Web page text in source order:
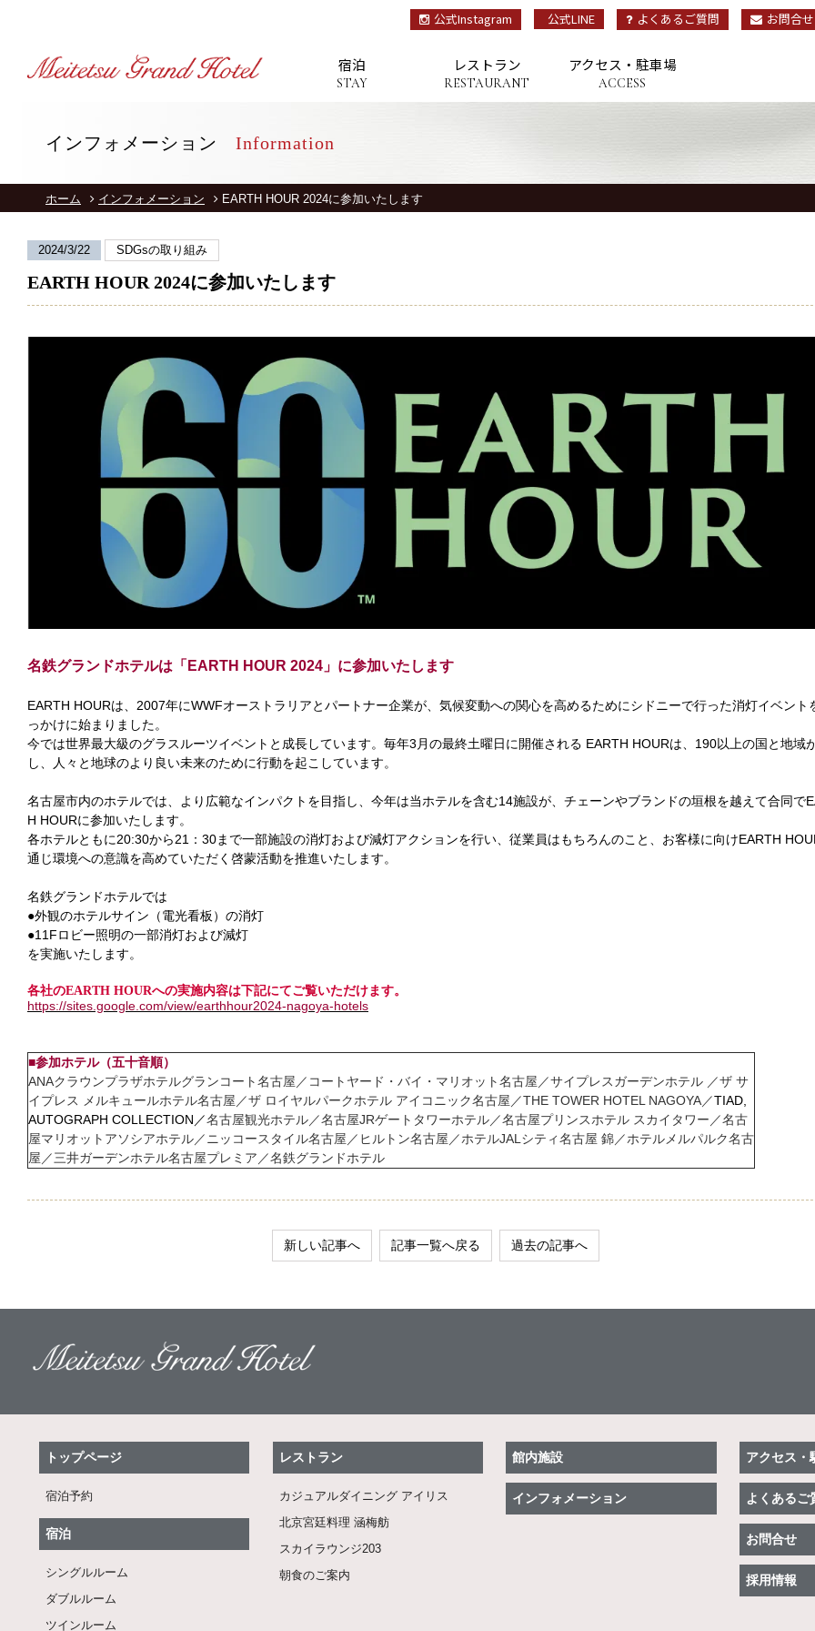
宿泊
STAY
レストラン
RESTAURANT
アクセス・駐車場
ACCESS
公式Instagram 公式LINE よくあるご質問 お問合せ
STAY
インフォメーション Information
ホーム インフォメーション EARTH HOUR 2024に参加いたします
2024/3/22 SDGsの取り組み
EARTH HOUR 2024に参加いたします
名鉄グランドホテルは「EARTH HOUR 2024」に参加いたします
EARTH HOURは、2007年にWWFオーストラリアとパートナー企業が、気候変動への関心を高めるためにシドニーで行った消灯イベント
っかけに始まりました。
今では世界最大級のグラスルーツイベントと成長しています。毎年3月の最終土曜日に開催される EARTH HOURは、190以上の国と地域
し、人々と地球のより良い未来のために行動を起こしています。
名古屋市内のホテルでは、より広範なインパクトを目指し、今年は当ホテルを含む14施設が、チェーンやブランドの垣根を越えて合同で
H HOURに参加いたします。
各ホテルともに20:30から21：30まで一部施設の消灯および減灯アクションを行い、従業員はもちろんのこと、お客様に向けEARTH
通じ環境への意識を高めていただく啓蒙活動を推進いたします。
名鉄グランドホテルでは
●外観のホテルサイン（電光看板）の消灯
●11Fロビー照明の一部消灯および減灯
を実施いたします。
各社のEARTH HOURへの実施内容は下記にてご覧いただけます。
https://sites.google.com/view/earthhour2024-nagoya-hotels
■参加ホテル（五十音順）
ANAクラウンプラザホテルグランコート名古屋／コートヤード・バイ・マリオット名古屋／サイプレスガーデンホテル ／ザ サ
イプレス メルキュールホテル名古屋／ザ ロイヤルパークホテル アイコニック名古屋／THE TOWER HOTEL NAGOYA／TIAD,
AUTOGRAPH COLLECTION／名古屋観光ホテル／名古屋JRゲートタワーホテル／名古屋プリンスホテル スカイタワー／名古
屋マリオットアソシアホテル／ニッコースタイル名古屋／ヒルトン名古屋／ホテルJALシティ名古屋 錦／ホテルメルパルク名古
屋／三井ガーデンホテル名古屋プレミア／名鉄グランドホテル
新しい記事へ 記事一覧へ戻る 過去の記事へ
トップページ
宿泊予約
宿泊
シングルルーム
ダブルルーム
ツインルーム
レストラン
カジュアルダイニング アイリス
北京宮廷料理 涵梅舫
スカイラウンジ203
朝食のご案内
館内施設
インフォメーション
アクセス・
よくあるご
お問合せ
採用情報